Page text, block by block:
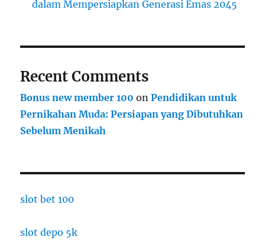
dalam Mempersiapkan Generasi Emas 2045
Recent Comments
Bonus new member 100 onPendidikan untuk
Pernikahan Muda: Persiapan yang Dibutuhkan
Sebelum Menikah
slot bet 100
slot depo 5k